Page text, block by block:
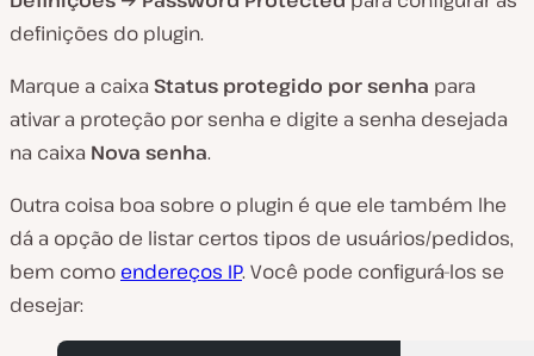
definições do plugin.
Marque a caixa Status protegido por senha para
ativar a proteção por senha e digite a senha desejada
na caixa Nova senha.
Outra coisa boa sobre o plugin é que ele também lhe
dá a opção de listar certos tipos de usuários/pedidos,
bem como endereços IP. Você pode configurá-los se
desejar: